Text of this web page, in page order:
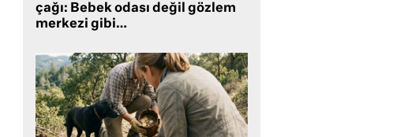
çağı: Bebek odası değil gözlem
merkezi gibi…